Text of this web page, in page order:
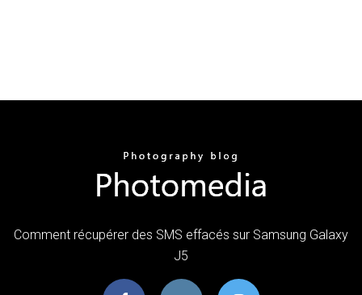
Comment récupérer des SMS effacés sur Samsung Galaxy
J5